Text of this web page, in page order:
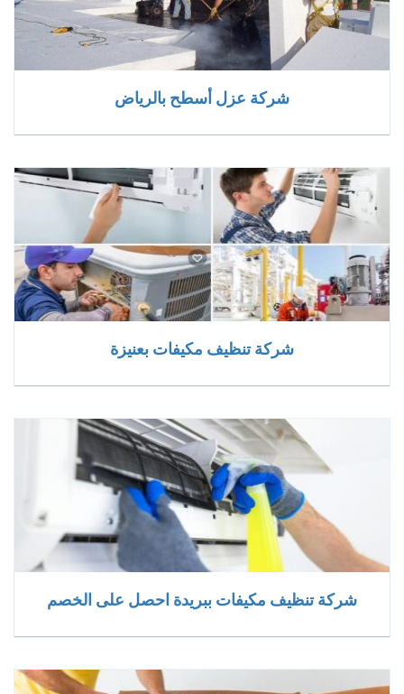
شركة عزل أسطح بالرياض
شركة تنظيف مكيفات بعنيزة
شركة تنظيف مكيفات ببريدة احصل على الخصم